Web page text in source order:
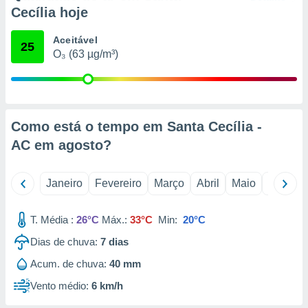
qual se
ou opor-
qualquer
de
ou aceder
num
para
Cecília hoje
25 Aceitável
O₃ (63 µg/m³)
Como está o tempo em Santa Cecília -
AC em agosto?
Janeiro Fevereiro Março Abril Maio Junho
T. Média : 26°C Máx.: 33°C Min: 20°C
Dias de chuva: 7 dias
Acum. de chuva: 40 mm
Vento médio: 6 km/h